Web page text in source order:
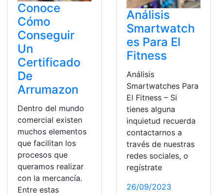
Conoce
Cómo
Conseguir
Un
Certificado
De
Arrumazon
Dentro del mundo
comercial existen
muchos elementos
que facilitan los
procesos que
queramos realizar
con la mercancía.
Entre estas
Análisis
Smartwatch
es Para El
Fitness
Análisis
Smartwatches Para
El Fitness – Si
tienes alguna
inquietud recuerda
contactarnos a
través de nuestras
redes sociales, o
regístrate
26/09/2023